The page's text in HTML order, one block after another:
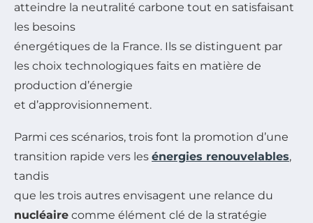
atteindre la neutralité carbone tout en satisfaisant
les besoins
énergétiques de la France. Ils se distinguent par
les choix technologiques faits en matière de
production d’énergie
et d’approvisionnement.
Parmi ces scénarios, trois font la promotion d’une
transition rapide vers les énergies renouvelables,
tandis
que les trois autres envisagent une relance du
nucléaire comme élément clé de la stratégie